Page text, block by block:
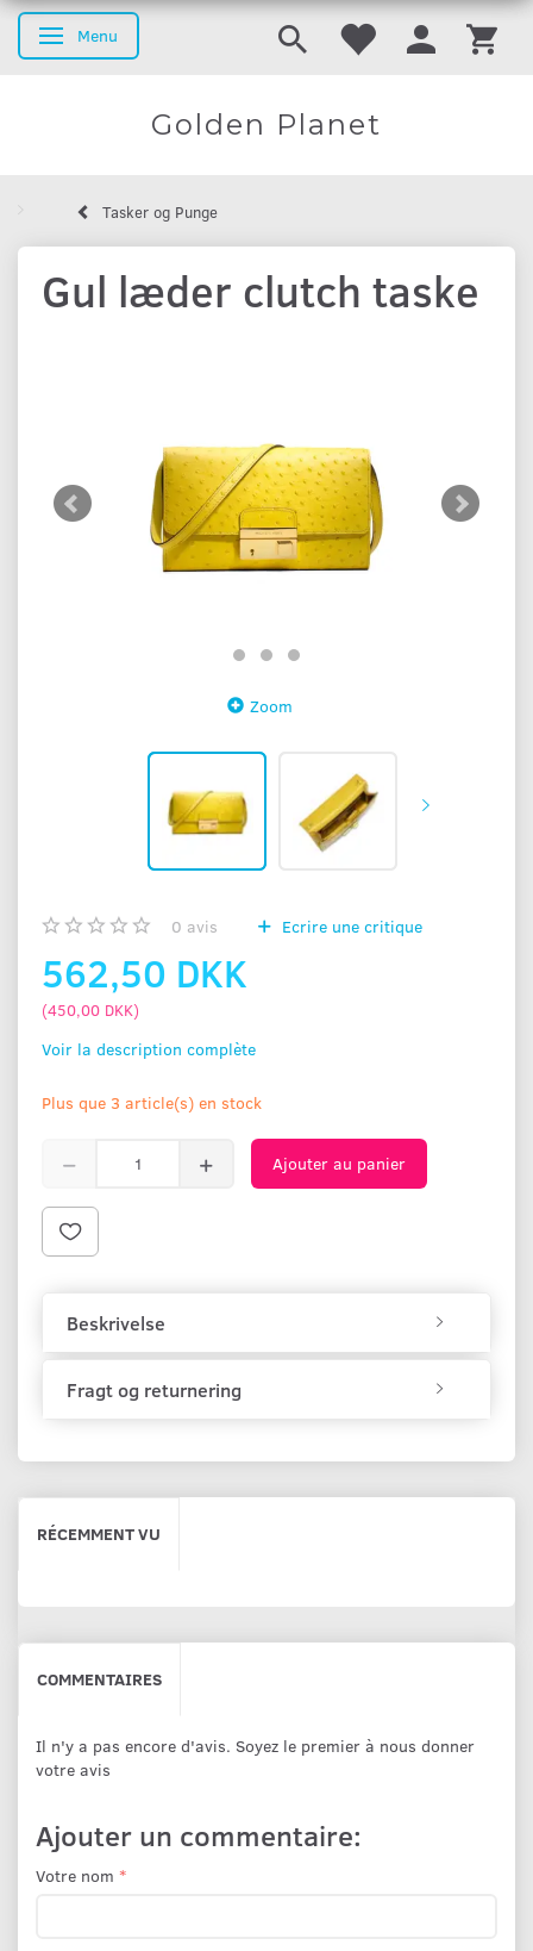
Basculer la navigation
Menu
Golden Planet
Tasker og Punge
Gul læder clutch taske
Zoom
0 avis Ecrire une critique
562,50 DKK
(450,00 DKK)
Voir la description complète
Plus que 3 article(s) en stock
Ajouter au panier
Beskrivelse
Fragt og returnering
RÉCEMMENT VU
COMMENTAIRES
Il n'y a pas encore d'avis. Soyez le premier à nous donner
votre avis
Ajouter un commentaire:
Votre nom